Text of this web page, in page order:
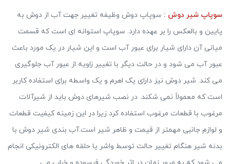
سوپاپ شیر دوش : سوپاپ دوش وظیفه تغییر جهت آب از دوش به
پایین و بالعکس را بر عهده دارد. سوپاپ استوانه ای است که قسمت
میانی آن دارای شیار برای عبور آب است و این شیار در یک مورد باعث
عبور آب می شود و در حالت دیگر با تغییر زاویه از عبور آب جلوگیری
می کند. شیر دوش نیز دارای یک اهرم و یک واسطه برای استفاده کاربر
است که معمولاً نمی شکند. در نصب شیرهای دوش باید از شیرآلات
مرغوب با قطعات مرغوب استفاده کرد زیرا در این زمینه کیفیت قطعات
و لوازم جانبی مهمتر از قیمت و ظاهر شیر است.آب بندی شیر دوش با
بدنه شیر هنگام تغییر حالت توسط واشر یا حلقه های الکترونیکی انجام